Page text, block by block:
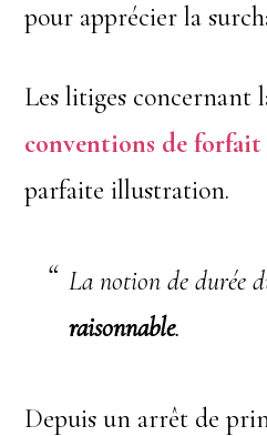
pour apprécier la
Les litiges concernant
conventions de forfait
parfaite illustration.
La notion de durée
raisonnable.
Depuis un arrêt de